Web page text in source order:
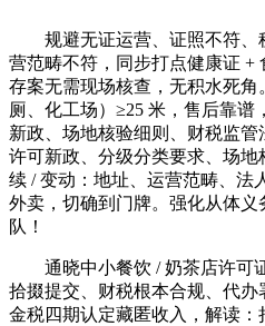
规避无证运营、证照不符、
营范畴不符，同步打点健康证 +
存案无需现场核查，无积水死
厕、化工场）≥25 米，售后靠谱
新政、场地核验细则、财税监管
许可新政、分级分类要求、场
续 / 变动：地址、运营范畴、法
外卖，切确到门牌。强化从体义
队！
通晓中小餐饮 / 奶茶店许可
拾掇提交、财税根本合规、代办
金税四期认定藏匿收入，解读